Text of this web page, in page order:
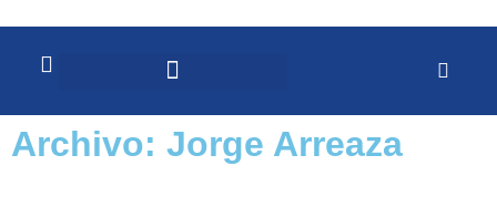
Archivo: Jorge Arreaza